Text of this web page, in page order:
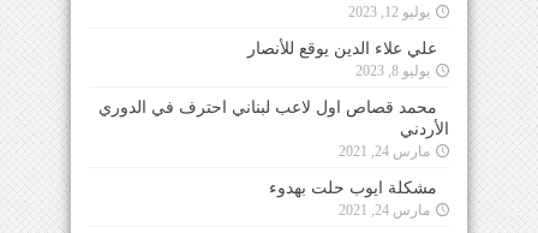
يوليو 12, 2023
علي علاء الدين يوقع للأنصار
يوليو 8, 2023
محمد قصاص اول لاعب لبناني احترف في الدوري
الأردني
مارس 24, 2021
مشكلة ايوب حلت بهدوء
مارس 24, 2021